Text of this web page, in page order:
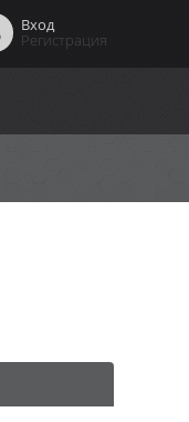
Вход
Регистрация